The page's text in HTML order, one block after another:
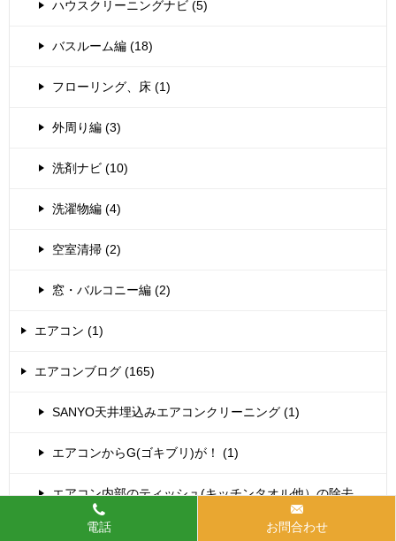
ハウスクリーニングナビ (5)
バスルーム編 (18)
フローリング、床 (1)
外周り編 (3)
洗剤ナビ (10)
洗濯物編 (4)
空室清掃 (2)
窓・バルコニー編 (2)
エアコン (1)
エアコンブログ (165)
SANYO天井埋込みエアコンクリーニング (1)
エアコンからG(ゴキブリ)が！ (1)
エアコン内部のティッシュ(キッチンタオル他）の除去
電話
お問合わせ